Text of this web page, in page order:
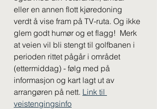
eller en annen flott kjøredoning
verdt å vise fram på TV-ruta. Og ikke
glem godt humør og et flagg!  Merk
at veien vil bli stengt til golfbanen i
perioden rittet pågår i området
(ettermiddag) - følg med på
informasjon og kart lagt ut av
arrangøren på nett. Link til
veistengingsinfo